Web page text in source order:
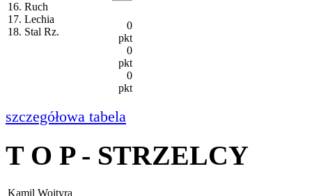
16. Ruch
17. Lechia
18. Stal Rz.
0
pkt
0
pkt
0
pkt
szczegółowa tabela
T O P - STRZELCY
Kamil Wojtyra